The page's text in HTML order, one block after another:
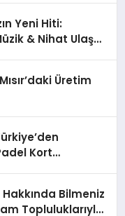
Yeni Hiti:
& Nihat Ulaş
Üretim
Kort
Bilmeniz
Topluluklarıyla